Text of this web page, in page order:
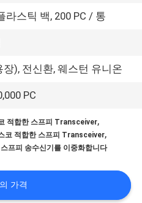
라스틱 백, 200 PC / 통
장), 전신환, 웨스턴 유니온
PC
적합한 스프피 Transceiver,
코 적합한 스프피 Transceiver,
프피 송수신기를 이중화합니다
가격